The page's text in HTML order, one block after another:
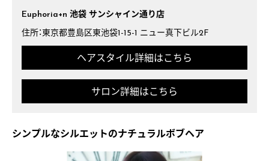
Euphoria+n 池袋 サンシャイン通り店
住所：東京都豊島区東池袋1-15-1 ニュー真下ビル2F
ヘアスタイル詳細はこちら
サロン詳細はこちら
シンプルなシルエットのナチュラルボブヘア